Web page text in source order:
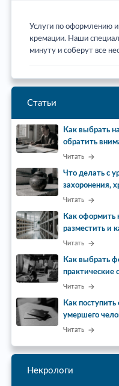
Услуги по оформлению
кремации. Наши
минуту и соберут все
Статьи
Как выбрать
обратить
Читать
Что делать с
захоронения,
Читать
Как оформить
разместить и
Читать
Как выбрать
практические
Читать
Как
умершего
Читать
Некрологи